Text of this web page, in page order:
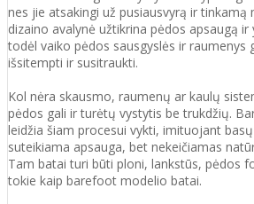
nes jie atsakingi už pusiausvyrą ir
dizaino avalynė užtikrina pėdos apsaugą ir
todėl vaiko pėdos sausgyslės ir raumenys
išsitempti ir susitraukti.
Kol nėra skausmo, raumenų ar kaulų
pėdos gali ir turėtų vystytis be trukdžių.
leidžia šiam procesui vykti, imituojant
suteikiama apsauga, bet nekeičiamas
Tam batai turi būti ploni, lankstūs, pėdos
tokie kaip barefoot modelio batai.